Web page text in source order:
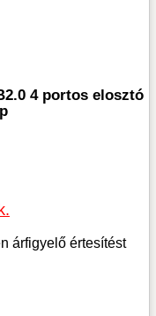
4 portos elosztó
árfigyelő értesítést